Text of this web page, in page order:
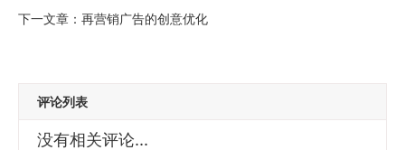
下一文章： 再营销广告的创意优化
评论列表
没有相关评论...